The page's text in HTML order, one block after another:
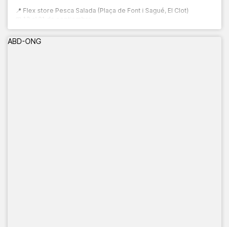
📍 Flex store Pesca Salada (Plaça de Font i Sagué, El Clot)
🕙 10:00 a 20:00 h
ABD-ONG